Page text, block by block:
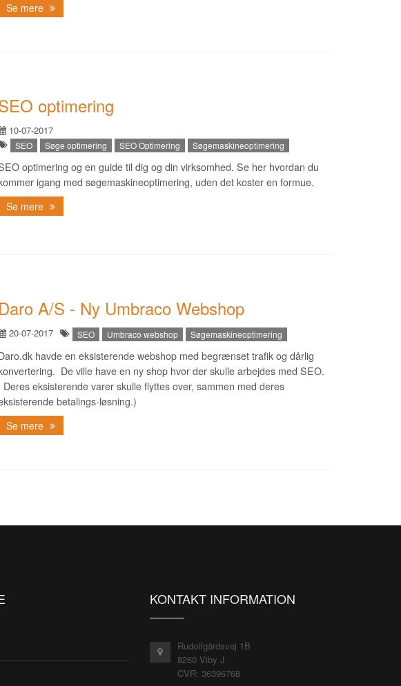
Se mere
optimering
10-07-2017
SEO Søge optimering SEO Optimering Søgemaskineoptimering
optimering og en guide til dig og din virksomhed. Se her hvordan du
igang med søgemaskineoptimering, uden det koster en formue.
Se mere
Daro A/S - Ny Umbraco Webshop
20-07-2017 SEO Umbraco webshop Søgemaskineoptimering
havde en eksisterende webshop med begrænset trafik og dårlig
De ville have en ny shop hvor der skulle arbejdes med SEO.
Deres eksisterende varer skulle flyttes over, sammen med deres
betalings-løsning.)
Se mere
KONTAKT INFORMATION
Rudolfgårdsvej 1B
8260 Viby J
CVR: 36396768